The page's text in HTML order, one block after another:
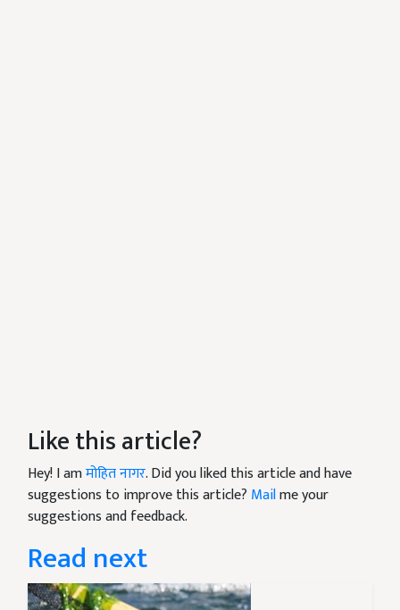
Like this article?
Hey! I amमोहित नागर. Did you liked this article and have
suggestions to improve this article? Mailme your
suggestions and feedback.
Read next